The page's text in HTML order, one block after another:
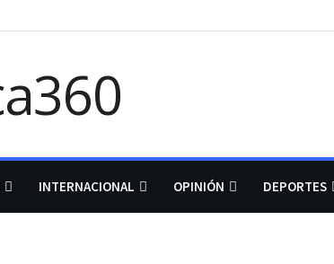
INTERNACIONAL OPINIÓN DEPORTES